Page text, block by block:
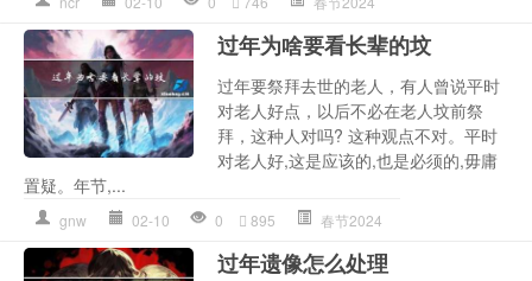
过年为啥要看长辈的坟
过年要祭拜去世的老人，有人曾说平时
对老人好点，以后不必在老人坟前祭
拜，这种人对吗? 这种观点不对。平时
对老人好,这是应该的,也是必须的,毋庸
置疑。年节,...
gnw 02-10 0 895 春节2024
过年遗像怎么处理